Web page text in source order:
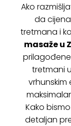
Ako
da
tretmana i
masaže u
tretmani
vrhunskim
Kako
detaljan